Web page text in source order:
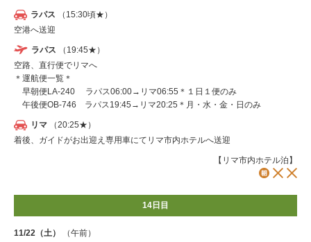
ラパス
（15:30頃★）
空港へ送迎
ラパス
（19:45★）
空路、直行便でリマへ
＊運航便一覧＊
早朝便LA-240 ラパス06:00→リマ06:55＊１日１便のみ
午後便OB-746 ラパス19:45→リマ20:25＊月・水・金・日のみ
リマ
（20:25★）
着後、ガイドがお出迎え専用車にてリマ市内ホテルへ送迎
【リマ市内ホテル泊】
14日目
11/22（土）
（午前）